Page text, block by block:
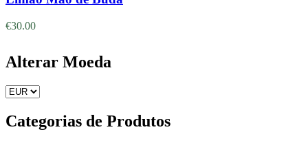
€30.00
Alterar Moeda
Categorias de Produtos